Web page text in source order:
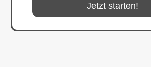
Jetzt starten!